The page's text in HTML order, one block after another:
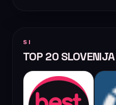
SI
TOP 20 SLOVENIJA